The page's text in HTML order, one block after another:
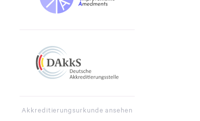
Akkreditierungsurkunde ansehen